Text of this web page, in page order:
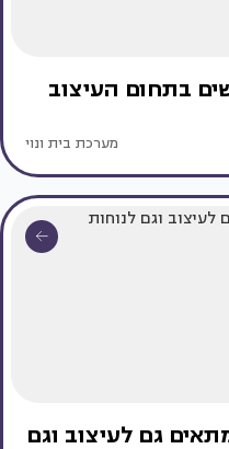
בתחום העיצוב
מערכת בית ונוי
גם לעיצוב וגם